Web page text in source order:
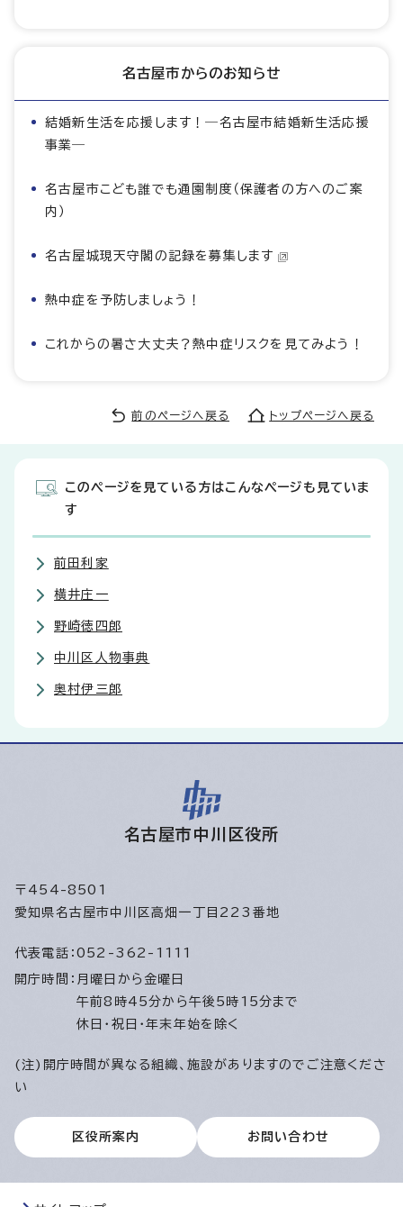
名古屋市からのお知らせ
結婚新生活を応援します！―名古屋市結婚新生活応援
事業―
名古屋市こども誰でも通園制度（保護者の方へのご案
内）
名古屋城現天守閣の記録を募集します
熱中症を予防しましょう！
これからの暑さ大丈夫？熱中症リスクを見てみよう！
前のページへ戻る トップページへ戻る
このページを見ている方はこんなページも見ていま
す
前田利家
横井庄一
野崎徳四郎
中川区人物事典
奥村伊三郎
名古屋市中川区役所
〒454-8501
愛知県名古屋市中川区高畑一丁目223番地
代表電話： 052-362-1111
開庁時間： 月曜日から金曜日
午前8時45分から午後5時15分まで
休日・祝日・年末年始を除く
(注)開庁時間が異なる組織、施設がありますのでご注意くださ
い
区役所案内 お問い合わせ